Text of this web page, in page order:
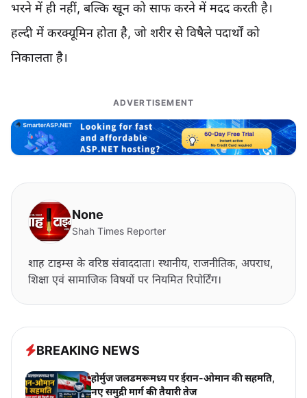
भरने में ही नहीं, बल्कि खून को साफ करने में मदद करती है।
हल्दी में करक्यूमिन होता है, जो शरीर से विषैले पदार्थों को
निकालता है।
ADVERTISEMENT
None
Shah Times Reporter
शाह टाइम्स के वरिष्ठ संवाददाता। स्थानीय, राजनीतिक, अपराध,
शिक्षा एवं सामाजिक विषयों पर नियमित रिपोर्टिंग।
BREAKING NEWS
होर्मुज जलडमरूमध्य पर ईरान-ओमान की सहमति,
नए समुद्री मार्ग की तैयारी तेज